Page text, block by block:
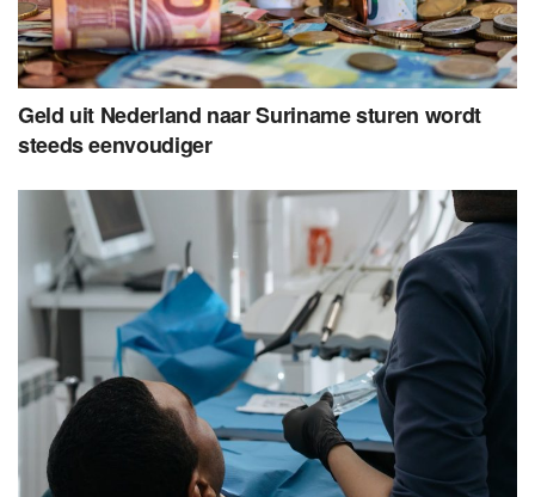
Geld uit Nederland naar Suriname sturen wordt
steeds eenvoudiger